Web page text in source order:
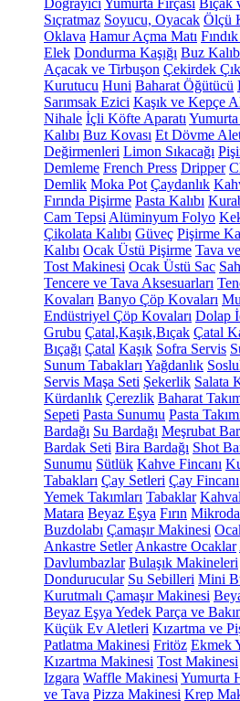
Doğrayıcı Yumurta Fırçası Bıçak
Sıçratmaz Soyucu, Oyacak Ölçü
Oklava Hamur Açma Matı
Elek Dondurma Kaşığı Buz
Açacak ve Tirbuşon Çekirdek
Kurutucu Huni Baharat Öğütücü
Sarımsak Ezici Kaşık ve Kepçe
Nihale İçli Köfte Aparatı Yumurta
Kalıbı Buz Kovası Et Dövme
Değirmenleri Limon Sıkacağı
Demleme French Press Dripper
Demlik Moka Pot Çaydanlık
Fırında Pişirme Pasta Kalıbı
Cam Tepsi Alüminyum Folyo
Çikolata Kalıbı Güveç Pişirme
Kalıbı Ocak Üstü Pişirme Tava
Tost Makinesi Ocak Üstü Sac
Tencere ve Tava Aksesuarları
Kovaları Banyo Çöp Kovaları
Endüstriyel Çöp Kovaları Dolap
Grubu Çatal,Kaşık,Bıçak Çatal
Bıçağı Çatal Kaşık Sofra Servis
Sunum Tabakları Yağdanlık
Servis Maşa Seti Şekerlik Salata
Kürdanlık Çerezlik Baharat
Sepeti Pasta Sunumu Pasta
Bardağı Su Bardağı Meşrubat
Bardak Seti Bira Bardağı Shot
Sunumu Sütlük Kahve Fincanı
Tabakları Çay Setleri Çay Fincanı
Yemek Takımları Tabaklar
Matara Beyaz Eşya Fırın
Buzdolabı Çamaşır Makinesi
Ankastre Setler Ankastre Ocaklar
Davlumbazlar Bulaşık Makineleri
Dondurucular Su Sebilleri Mini
Kurutmalı Çamaşır Makinesi
Beyaz Eşya Yedek Parça ve
Küçük Ev Aletleri Kızartma ve
Patlatma Makinesi Fritöz Ekmek
Kızartma Makinesi Tost Makinesi
Izgara Waffle Makinesi Yumurta
ve Tava Pizza Makinesi Krep